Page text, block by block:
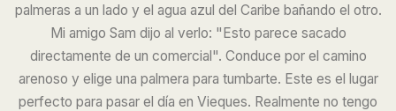
palmeras a un lado y el agua azul del Caribe bañando el otro.
Mi amigo Sam dijo al verlo: "Esto parece sacado
directamente de un comercial". Conduce por el camino
arenoso y elige una palmera para tumbarte. Este es el lugar
perfecto para pasar el día en Vieques. Realmente no tengo